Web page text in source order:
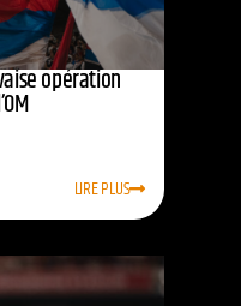
opération
LIRE PLUS